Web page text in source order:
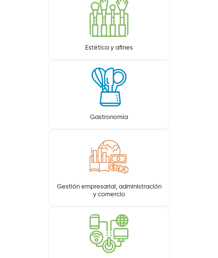
Estética y afines
Gastronomía
Gestión empresarial, administración
y comercio